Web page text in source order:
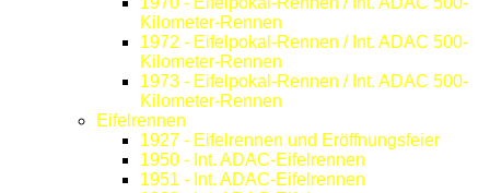
Kilometer-Rennen
1972 - Eifelpokal-Rennen / Int. ADAC 500-
Kilometer-Rennen
1973 - Eifelpokal-Rennen / Int. ADAC 500-
Kilometer-Rennen
Eifelrennen
1927 - Eifelrennen und Eröffnungsfeier
1950 - Int. ADAC-Eifelrennen
1951 - Int. ADAC-Eifelrennen